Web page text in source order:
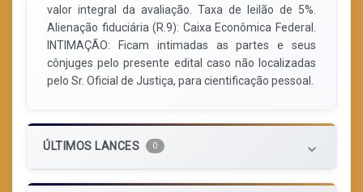
valor integral da avaliação. Taxa de leilão de 5%.
Alienação fiduciária (R.9): Caixa Econômica Federal.
INTIMAÇÃO: Ficam intimadas as partes e seus
cônjuges pelo presente edital caso não localizadas
pelo Sr. Oficial de Justiça, para cientificação pessoal.
ÚLTIMOS LANCES 0 keyboard_arrow_down